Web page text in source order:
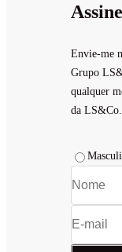
Envie-me
Grupo
qualquer
da LS&Co.